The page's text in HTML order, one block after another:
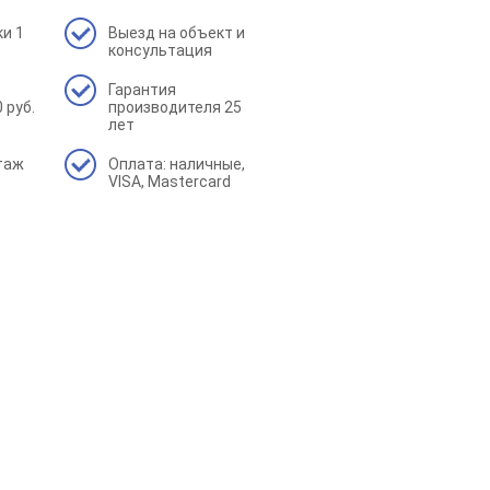
черепица
22шт
черепица
22шт выведено)
гибкая черепица
22шт выведено)
1
Выезд на объект и
консультация
Гарантия
производителя 25
лет
Оплата: наличные,
VISA, Mastercard